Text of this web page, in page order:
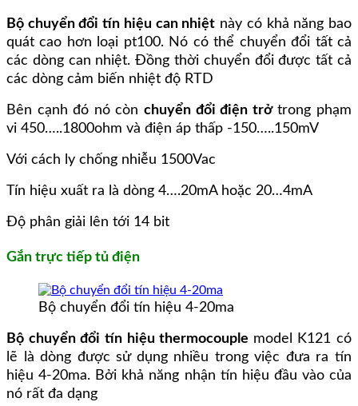
Bộ chuyển đổi tín hiệu can nhiệt này có khả năng bao
quát cao hơn loại pt100. Nó có thể chuyển đổi tất cả
các dòng can nhiệt. Đồng thời chuyển đổi được tất cả
các dòng cảm biến nhiệt độ RTD
Bên cạnh đó nó còn chuyển đổi điện trởtrong phạm
vi 450…..1800ohm và điện áp thấp -150…..150mV
Với cách ly chống nhiễu 1500Vac
Tín hiệu xuất ra là dòng 4….20mA hoặc 20…4mA
Độ phân giải lên tới 14 bit
Gắn trực tiếp tủ điện
Bộ chuyển đổi tín hiệu 4-20ma
Bộ chuyển đổi tín hiệu thermocouple model K121 có
lẽ là dòng được sử dụng nhiều trong việc đưa ra tín
hiệu 4-20ma. Bởi khả năng nhận tín hiệu đầu vào của
nó rất đa dạng